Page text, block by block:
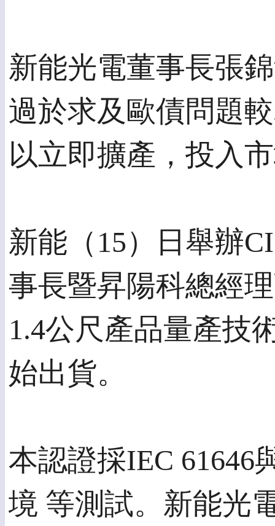
新能光電董事長張
過於求及歐債問題
以立即擴產，投入
新能（15）日舉辦
事長暨昇陽科總經
1.4公尺產品量產技
始出貨。
本認證採IEC 61646
境 等測試。新能光